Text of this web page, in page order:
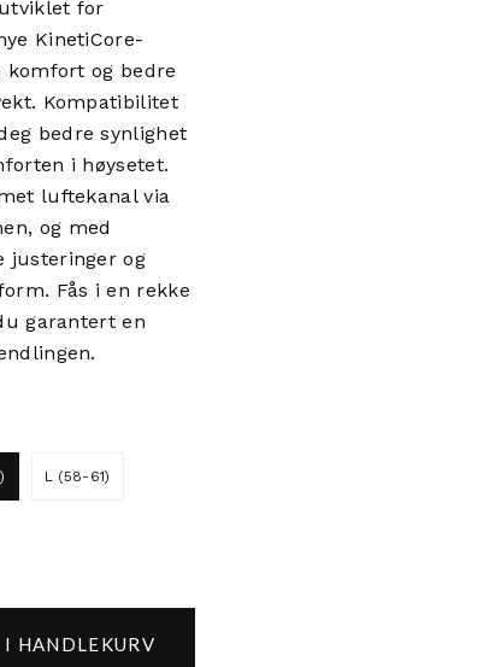
for
KinetiCore-
og bedre
Kompatibilitet
bedre synlighet
i høysetet.
luftekanal via
og med
justeringer og
Fås i en rekke
garantert en
L (58-61)
antall
I HANDLEKURV